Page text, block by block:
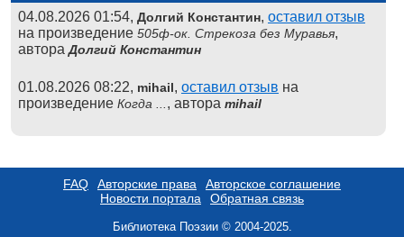
04.08.2026 01:54, Долгий Константин, оставил отзыв
на произведение 505ф-ок. Стрекоза без Муравья,
автораДолгий Константин
01.08.2026 08:22, mihail, оставил отзыв на
произведение Когда ... , автора mihail
FAQ Авторские права
Авторское соглашение
Новости портала
Обратная связь
Библиотека Поэзии © 2004-2025.